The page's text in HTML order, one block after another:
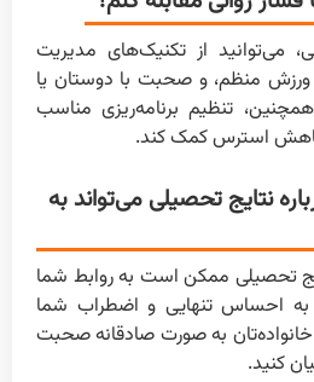
می‌توانید از تکنیک‌های مدیریت
منظم، و صحبت با دوستان یا
تنظیم برنامه‌ریزی مناسب
کاهش استرس کمک کند.
نتایج تحصیلی می‌تواند به
تحصیلی ممکن است به روابط شما
به احساس تنهایی و اضطراب شما
به صورت صادقانه صحبت
کنید.